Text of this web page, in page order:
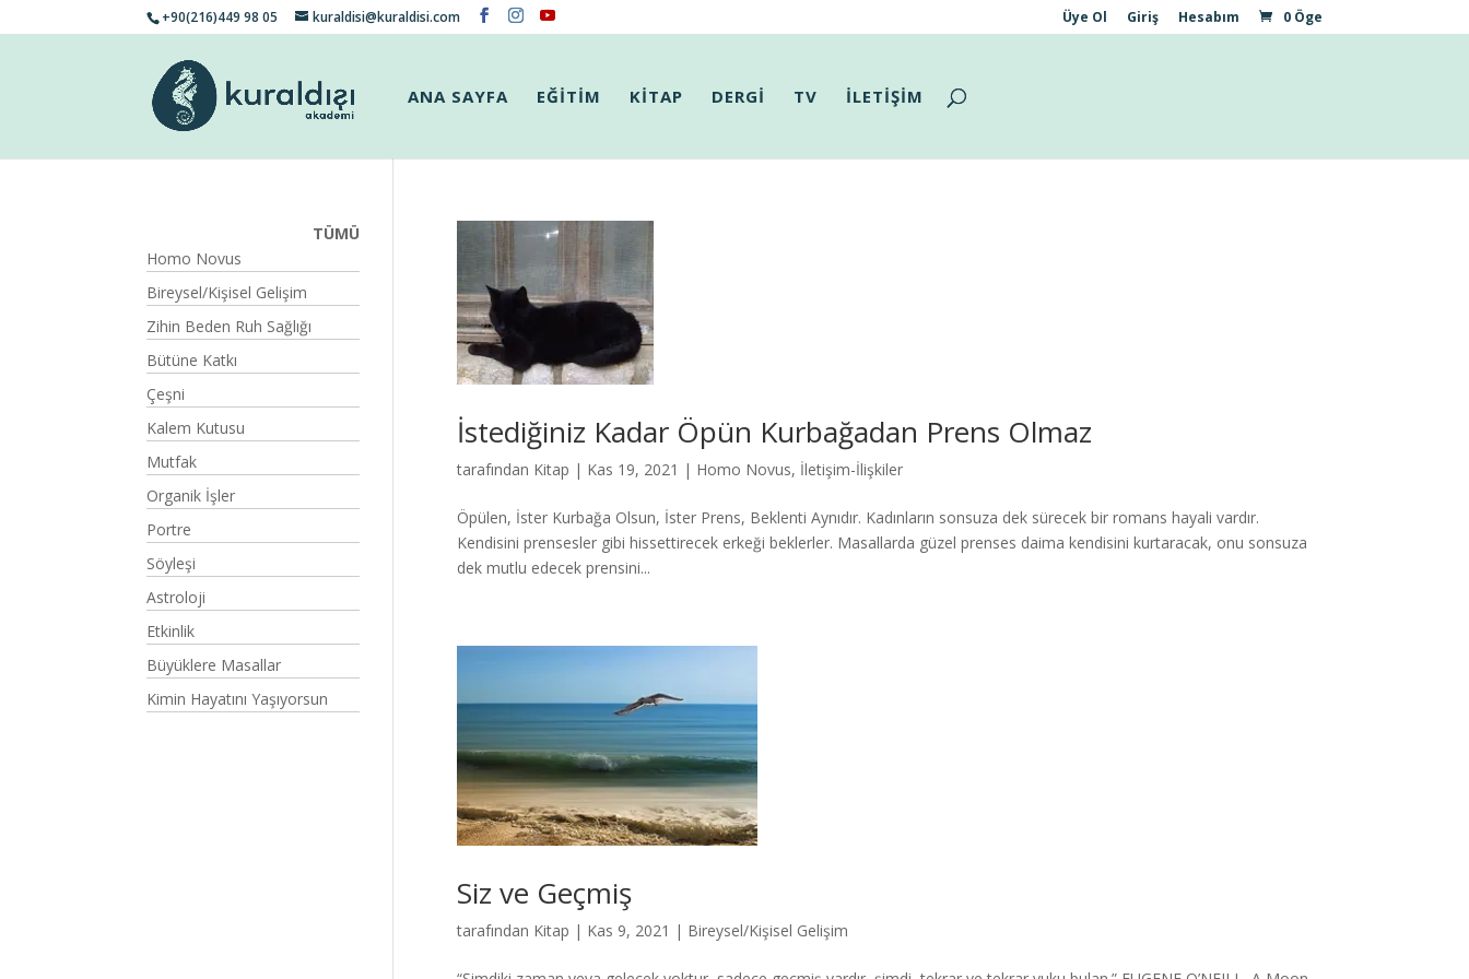
+90(216)449 98 05 kuraldisi@kuraldisi.com Üye Ol Giriş Hesabım 0 Öge
ANA SAYFA EĞİTİM KİTAP DERGİ TV İLETİŞİM
İstediğiniz Kadar Öpün Kurbağadan Prens Olmaz
tarafından Kitap | Kas 19, 2021 | Homo Novus, İletişim-İlişkiler
Öpülen, İster Kurbağa Olsun, İster Prens, Beklenti Aynıdır. Kadınların sonsuza dek sürecek bir romans hayali vardır.
Kendisini prensesler gibi hissettirecek erkeği beklerler. Masallarda güzel prenses daima kendisini kurtaracak, onu sonsuza
dek mutlu edecek prensini...
Siz ve Geçmiş
tarafından Kitap | Kas 9, 2021 | Bireysel/Kişisel Gelişim
TÜMÜ
Homo Novus
Bireysel/Kişisel Gelişim
Zihin Beden Ruh Sağlığı
Bütüne Katkı
Çeşni
Kalem Kutusu
Mutfak
Organik İşler
Portre
Söyleşi
Astroloji
Etkinlik
Büyüklere Masallar
Kimin Hayatını Yaşıyorsun